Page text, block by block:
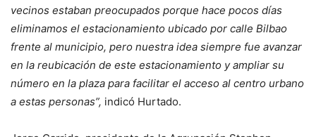
vecinos estaban preocupados porque hace pocos días
eliminamos el estacionamiento ubicado por calle Bilbao
frente al municipio, pero nuestra idea siempre fue avanzar
en la reubicación de este estacionamiento y ampliar su
número en la plaza para facilitar el acceso al centro urbano
a estas personas”, indicó Hurtado.